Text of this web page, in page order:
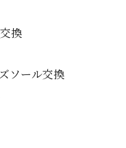
換
ソール交換